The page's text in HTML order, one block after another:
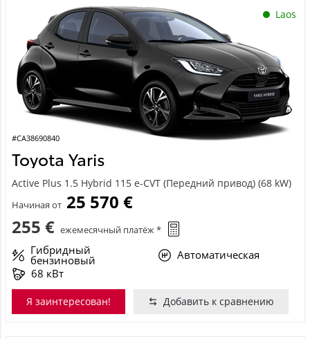
Laos
#CA38690840
Toyota Yaris
Active Plus 1.5 Hybrid 115 e-CVT (Передний привод) (68 kW)
Начиная от 25 570 €
255 € ежемесячный платёж *
Гибридный
бензиновый
Автоматическая
68 кВт
Я заинтересован! Добавить к сравнению